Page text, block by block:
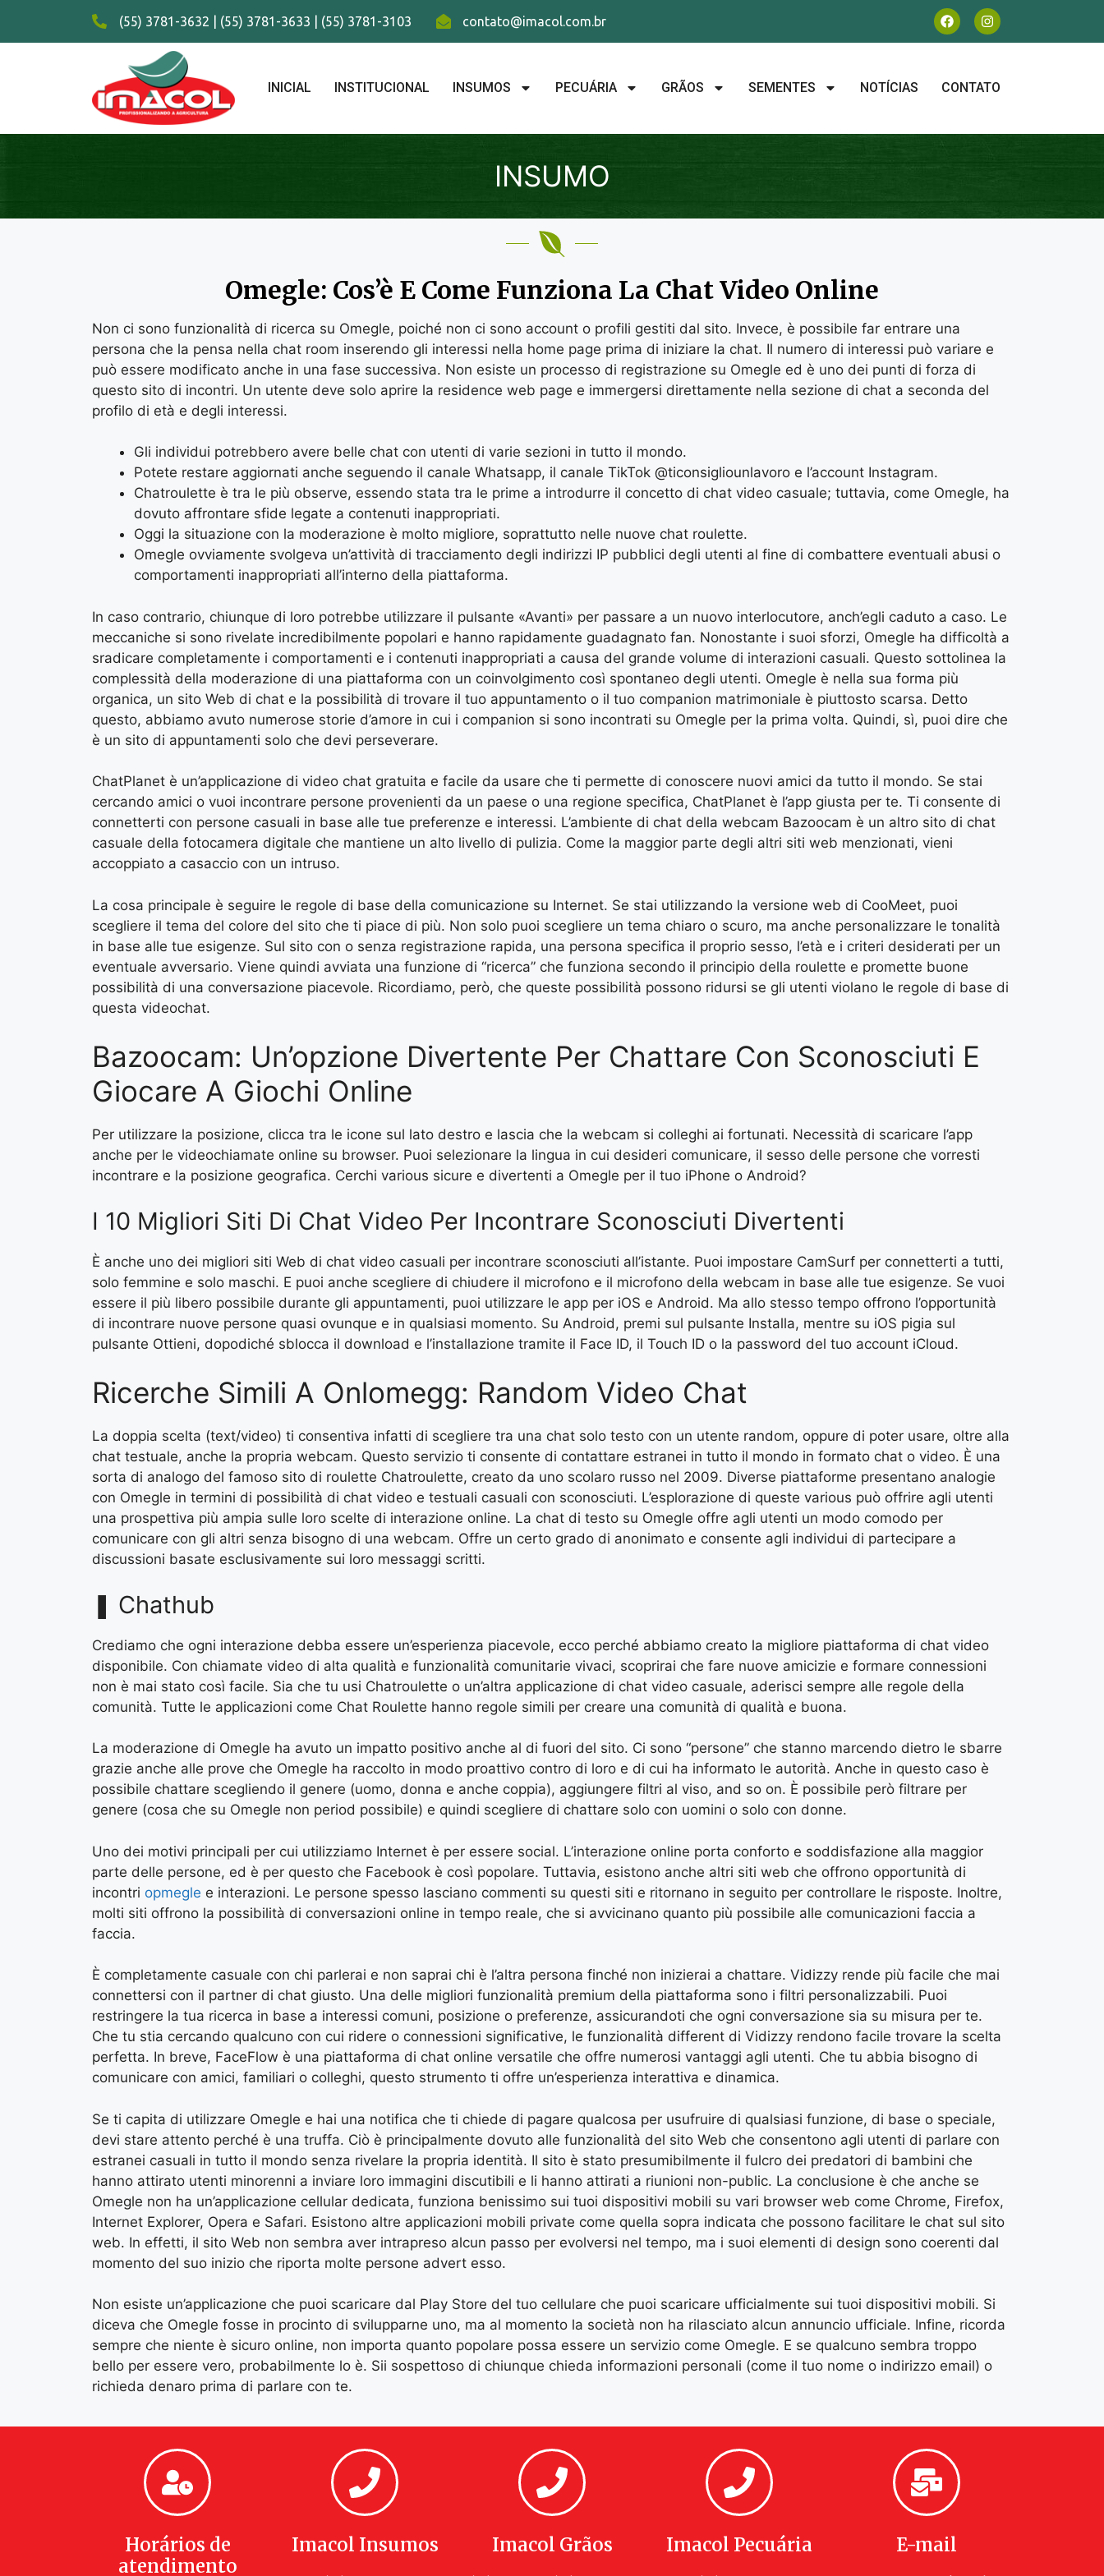
(55) 3781-3632 | (55) 3781-3633 | (55) 3781-3103 contato@imacol.com.br
INICIAL INSTITUCIONAL INSUMOS PECUÁRIA GRÃOS SEMENTES NOTÍCIAS CONTATO
INSUMO
Omegle: Cos’è E Come Funziona La Chat Video Online
Non ci sono funzionalità di ricerca su Omegle, poiché non ci sono account o profili gestiti dal sito. Invece, è possibile far entrare una
persona che la pensa nella chat room inserendo gli interessi nella home page prima di iniziare la chat. Il numero di interessi può variare e
può essere modificato anche in una fase successiva. Non esiste un processo di registrazione su Omegle ed è uno dei punti di forza di
questo sito di incontri. Un utente deve solo aprire la residence web page e immergersi direttamente nella sezione di chat a seconda del
profilo di età e degli interessi.
Gli individui potrebbero avere belle chat con utenti di varie sezioni in tutto il mondo.
Potete restare aggiornati anche seguendo il canale Whatsapp, il canale TikTok @ticonsigliounlavoro e l’account Instagram.
Chatroulette è tra le più observe, essendo stata tra le prime a introdurre il concetto di chat video casuale; tuttavia, come Omegle, ha
dovuto affrontare sfide legate a contenuti inappropriati.
Oggi la situazione con la moderazione è molto migliore, soprattutto nelle nuove chat roulette.
Omegle ovviamente svolgeva un’attività di tracciamento degli indirizzi IP pubblici degli utenti al fine di combattere eventuali abusi o
comportamenti inappropriati all’interno della piattaforma.
In caso contrario, chiunque di loro potrebbe utilizzare il pulsante «Avanti» per passare a un nuovo interlocutore, anch’egli caduto a caso. Le
meccaniche si sono rivelate incredibilmente popolari e hanno rapidamente guadagnato fan. Nonostante i suoi sforzi, Omegle ha difficoltà a
sradicare completamente i comportamenti e i contenuti inappropriati a causa del grande volume di interazioni casuali. Questo sottolinea la
complessità della moderazione di una piattaforma con un coinvolgimento così spontaneo degli utenti. Omegle è nella sua forma più
organica, un sito Web di chat e la possibilità di trovare il tuo appuntamento o il tuo companion matrimoniale è piuttosto scarsa. Detto
questo, abbiamo avuto numerose storie d’amore in cui i companion si sono incontrati su Omegle per la prima volta. Quindi, sì, puoi dire che
è un sito di appuntamenti solo che devi perseverare.
ChatPlanet è un’applicazione di video chat gratuita e facile da usare che ti permette di conoscere nuovi amici da tutto il mondo. Se stai
cercando amici o vuoi incontrare persone provenienti da un paese o una regione specifica, ChatPlanet è l’app giusta per te. Ti consente di
connetterti con persone casuali in base alle tue preferenze e interessi. L’ambiente di chat della webcam Bazoocam è un altro sito di chat
casuale della fotocamera digitale che mantiene un alto livello di pulizia. Come la maggior parte degli altri siti web menzionati, vieni
accoppiato a casaccio con un intruso.
La cosa principale è seguire le regole di base della comunicazione su Internet. Se stai utilizzando la versione web di CooMeet, puoi
scegliere il tema del colore del sito che ti piace di più. Non solo puoi scegliere un tema chiaro o scuro, ma anche personalizzare le tonalità
in base alle tue esigenze. Sul sito con o senza registrazione rapida, una persona specifica il proprio sesso, l’età e i criteri desiderati per un
eventuale avversario. Viene quindi avviata una funzione di “ricerca” che funziona secondo il principio della roulette e promette buone
possibilità di una conversazione piacevole. Ricordiamo, però, che queste possibilità possono ridursi se gli utenti violano le regole di base di
questa videochat.
Bazoocam: Un’opzione Divertente Per Chattare Con Sconosciuti E
Giocare A Giochi Online
Per utilizzare la posizione, clicca tra le icone sul lato destro e lascia che la webcam si colleghi ai fortunati. Necessità di scaricare l’app
anche per le videochiamate online su browser. Puoi selezionare la lingua in cui desideri comunicare, il sesso delle persone che vorresti
incontrare e la posizione geografica. Cerchi various sicure e divertenti a Omegle per il tuo iPhone o Android?
I 10 Migliori Siti Di Chat Video Per Incontrare Sconosciuti Divertenti
È anche uno dei migliori siti Web di chat video casuali per incontrare sconosciuti all’istante. Puoi impostare CamSurf per connetterti a tutti,
solo femmine e solo maschi. E puoi anche scegliere di chiudere il microfono e il microfono della webcam in base alle tue esigenze. Se vuoi
essere il più libero possibile durante gli appuntamenti, puoi utilizzare le app per iOS e Android. Ma allo stesso tempo offrono l’opportunità
di incontrare nuove persone quasi ovunque e in qualsiasi momento. Su Android, premi sul pulsante Installa, mentre su iOS pigia sul
pulsante Ottieni, dopodiché sblocca il download e l’installazione tramite il Face ID, il Touch ID o la password del tuo account iCloud.
Ricerche Simili A Onlomegg: Random Video Chat
La doppia scelta (text/video) ti consentiva infatti di scegliere tra una chat solo testo con un utente random, oppure di poter usare, oltre alla
chat testuale, anche la propria webcam. Questo servizio ti consente di contattare estranei in tutto il mondo in formato chat o video. È una
sorta di analogo del famoso sito di roulette Chatroulette, creato da uno scolaro russo nel 2009. Diverse piattaforme presentano analogie
con Omegle in termini di possibilità di chat video e testuali casuali con sconosciuti. L’esplorazione di queste various può offrire agli utenti
una prospettiva più ampia sulle loro scelte di interazione online. La chat di testo su Omegle offre agli utenti un modo comodo per
comunicare con gli altri senza bisogno di una webcam. Offre un certo grado di anonimato e consente agli individui di partecipare a
discussioni basate esclusivamente sui loro messaggi scritti.
❚ Chathub
Crediamo che ogni interazione debba essere un’esperienza piacevole, ecco perché abbiamo creato la migliore piattaforma di chat video
disponibile. Con chiamate video di alta qualità e funzionalità comunitarie vivaci, scoprirai che fare nuove amicizie e formare connessioni
non è mai stato così facile. Sia che tu usi Chatroulette o un’altra applicazione di chat video casuale, aderisci sempre alle regole della
comunità. Tutte le applicazioni come Chat Roulette hanno regole simili per creare una comunità di qualità e buona.
La moderazione di Omegle ha avuto un impatto positivo anche al di fuori del sito. Ci sono “persone” che stanno marcendo dietro le sbarre
grazie anche alle prove che Omegle ha raccolto in modo proattivo contro di loro e di cui ha informato le autorità. Anche in questo caso è
possibile chattare scegliendo il genere (uomo, donna e anche coppia), aggiungere filtri al viso, and so on. È possibile però filtrare per
genere (cosa che su Omegle non period possibile) e quindi scegliere di chattare solo con uomini o solo con donne.
Uno dei motivi principali per cui utilizziamo Internet è per essere social. L’interazione online porta conforto e soddisfazione alla maggior
parte delle persone, ed è per questo che Facebook è così popolare. Tuttavia, esistono anche altri siti web che offrono opportunità di
incontri opmegle e interazioni. Le persone spesso lasciano commenti su questi siti e ritornano in seguito per controllare le risposte. Inoltre,
molti siti offrono la possibilità di conversazioni online in tempo reale, che si avvicinano quanto più possibile alle comunicazioni faccia a
faccia.
È completamente casuale con chi parlerai e non saprai chi è l’altra persona finché non inizierai a chattare. Vidizzy rende più facile che mai
connettersi con il partner di chat giusto. Una delle migliori funzionalità premium della piattaforma sono i filtri personalizzabili. Puoi
restringere la tua ricerca in base a interessi comuni, posizione o preferenze, assicurandoti che ogni conversazione sia su misura per te.
Che tu stia cercando qualcuno con cui ridere o connessioni significative, le funzionalità different di Vidizzy rendono facile trovare la scelta
perfetta. In breve, FaceFlow è una piattaforma di chat online versatile che offre numerosi vantaggi agli utenti. Che tu abbia bisogno di
comunicare con amici, familiari o colleghi, questo strumento ti offre un’esperienza interattiva e dinamica.
Se ti capita di utilizzare Omegle e hai una notifica che ti chiede di pagare qualcosa per usufruire di qualsiasi funzione, di base o speciale,
devi stare attento perché è una truffa. Ciò è principalmente dovuto alle funzionalità del sito Web che consentono agli utenti di parlare con
estranei casuali in tutto il mondo senza rivelare la propria identità. Il sito è stato presumibilmente il fulcro dei predatori di bambini che
hanno attirato utenti minorenni a inviare loro immagini discutibili e li hanno attirati a riunioni non-public. La conclusione è che anche se
Omegle non ha un’applicazione cellular dedicata, funziona benissimo sui tuoi dispositivi mobili su vari browser web come Chrome, Firefox,
Internet Explorer, Opera e Safari. Esistono altre applicazioni mobili private come quella sopra indicata che possono facilitare le chat sul sito
web. In effetti, il sito Web non sembra aver intrapreso alcun passo per evolversi nel tempo, ma i suoi elementi di design sono coerenti dal
momento del suo inizio che riporta molte persone advert esso.
Non esiste un’applicazione che puoi scaricare dal Play Store del tuo cellulare che puoi scaricare ufficialmente sui tuoi dispositivi mobili. Si
diceva che Omegle fosse in procinto di svilupparne uno, ma al momento la società non ha rilasciato alcun annuncio ufficiale. Infine, ricorda
sempre che niente è sicuro online, non importa quanto popolare possa essere un servizio come Omegle. E se qualcuno sembra troppo
bello per essere vero, probabilmente lo è. Sii sospettoso di chiunque chieda informazioni personali (come il tuo nome o indirizzo email) o
richieda denaro prima di parlare con te.
Horários de
atendimento
Imacol Insumos Imacol Grãos Imacol Pecuária E-mail